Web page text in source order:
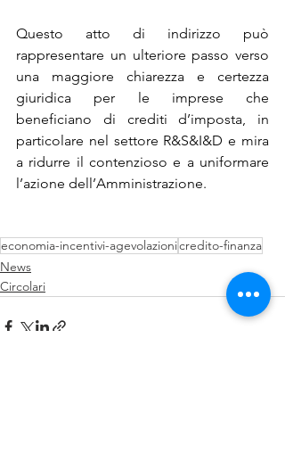
Questo atto di indirizzo può
rappresentare un ulteriore passo verso
una maggiore chiarezza e certezza
giuridica per le imprese che
beneficiano di crediti d’imposta, in
particolare nel settore R&S&I&D e mira
a ridurre il contenzioso e a uniformare
l’azione dell’Amministrazione.
economia-incentivi-agevolazionicredito-finanza
News
Circolari